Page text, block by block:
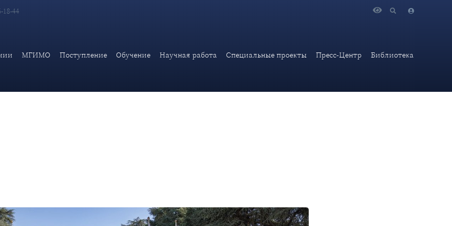
18-44
МГИМО Поступление Обучение Научная работа Специальные проекты Пресс-Центр Библиотека